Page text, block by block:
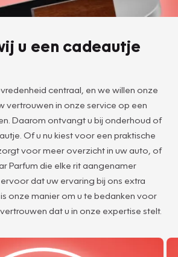
u een cadeautje
centraal, en we willen onze
vertrouwen in onze service op een
Daarom ontvangt u bij onderhoud of
Of u nu kiest voor een praktische
voor meer overzicht in uw auto, of
Parfum die elke rit aangenamer
dat uw ervaring bij ons extra
onze manier om u te bedanken voor
dat u in onze expertise stelt.